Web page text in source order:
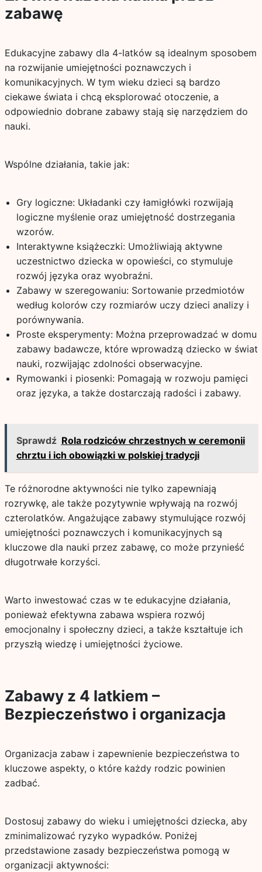
zabawę
Edukacyjne zabawy dla 4-latków są idealnym sposobem
na rozwijanie umiejętności poznawczych i
komunikacyjnych. W tym wieku dzieci są bardzo
ciekawe świata i chcą eksplorować otoczenie, a
odpowiednio dobrane zabawy stają się narzędziem do
nauki.
Wspólne działania, takie jak:
Gry logiczne: Układanki czy łamigłówki rozwijają
logiczne myślenie oraz umiejętność dostrzegania
wzorów.
Interaktywne książeczki: Umożliwiają aktywne
uczestnictwo dziecka w opowieści, co stymuluje
rozwój języka oraz wyobraźni.
Zabawy w szeregowaniu: Sortowanie przedmiotów
według kolorów czy rozmiarów uczy dzieci analizy i
porównywania.
Proste eksperymenty: Można przeprowadzać w domu
zabawy badawcze, które wprowadzą dziecko w świat
nauki, rozwijając zdolności obserwacyjne.
Rymowanki i piosenki: Pomagają w rozwoju pamięci
oraz języka, a także dostarczają radości i zabawy.
Sprawdź Rola rodziców chrzestnych w ceremonii
chrztu i ich obowiązki w polskiej tradycji
Te różnorodne aktywności nie tylko zapewniają
rozrywkę, ale także pozytywnie wpływają na rozwój
czterolatków. Angażujące zabawy stymulujące rozwój
umiejętności poznawczych i komunikacyjnych są
kluczowe dla nauki przez zabawę, co może przynieść
długotrwałe korzyści.
Warto inwestować czas w te edukacyjne działania,
ponieważ efektywna zabawa wspiera rozwój
emocjonalny i społeczny dzieci, a także kształtuje ich
przyszłą wiedzę i umiejętności życiowe.
Zabawy z 4 latkiem –
Bezpieczeństwo i organizacja
Organizacja zabaw i zapewnienie bezpieczeństwa to
kluczowe aspekty, o które każdy rodzic powinien
zadbać.
Dostosuj zabawy do wieku i umiejętności dziecka, aby
zminimalizować ryzyko wypadków. Poniżej
przedstawione zasady bezpieczeństwa pomogą w
organizacji aktywności: